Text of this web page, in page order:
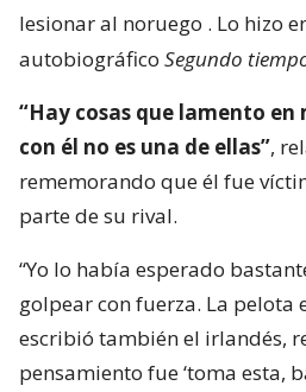
lesionar al noruego . Lo hizo
autobiográfico Segundo
“Hay cosas que lamento
con él no es una de ellas”,
rememorando que él fue
parte de su rival.
“Yo lo había esperado
golpear con fuerza. La pelota
escribió también el irlandés,
pensamiento fue ‘toma esta,